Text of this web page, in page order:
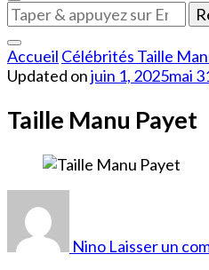
Vous
recherchiez
quelque
chose
Accueil Célébrités Taille
Updated onjuin 1, 2025mai
Taille Manu Payet
Nino Laisser un